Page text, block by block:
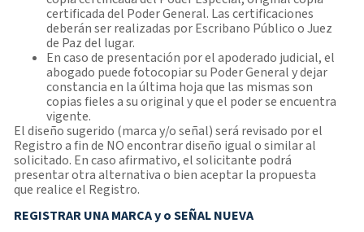
certificada del Poder General. Las certificaciones
deberán ser realizadas por Escribano Público o Juez
de Paz del lugar.
En caso de presentación por el apoderado judicial, el
abogado puede fotocopiar su Poder General y dejar
constancia en la última hoja que las mismas son
copias fieles a su original y que el poder se encuentra
vigente.
El diseño sugerido (marca y/o señal) será revisado por el
Registro a fin de NO encontrar diseño igual o similar al
solicitado. En caso afirmativo, el solicitante podrá
presentar otra alternativa o bien aceptar la propuesta
que realice el Registro.
REGISTRAR UNA MARCA y o SEÑAL NUEVA